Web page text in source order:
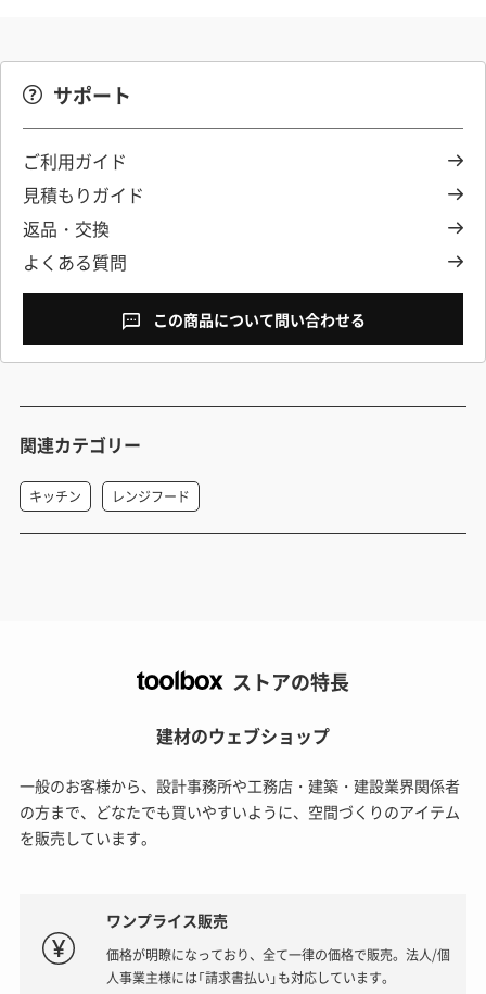
サポート
ご利用ガイド
見積もりガイド
返品・交換
よくある質問
この商品について問い合わせる
関連カテゴリー
キッチン レンジフード
ストアの特長
建材のウェブショップ
一般のお客様から、設計事務所や工務店・建築・建設業界関係者
の方まで、どなたでも買いやすいように、空間づくりのアイテム
を販売しています。
ワンプライス販売
価格が明瞭になっており、全て一律の価格で販売。法人/個
人事業主様には「請求書払い」も対応しています。